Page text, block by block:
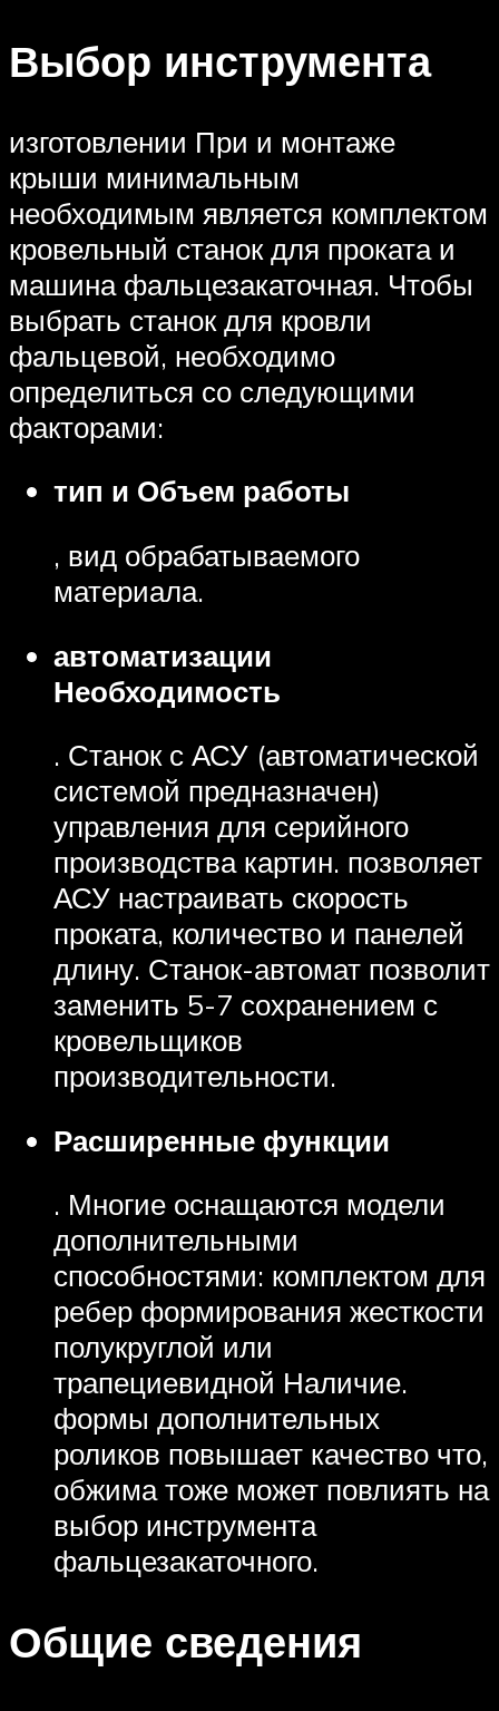
Выбор инструмента
изготовлении При и монтаже
крыши минимальным
необходимым является комплектом
кровельный станок для проката и
машина фальцезакаточная. Чтобы
выбрать станок для кровли
фальцевой, необходимо
определиться со следующими
факторами:
тип и Объем работы
, вид обрабатываемого
материала.
автоматизации
Необходимость
. Станок с АСУ (автоматической
системой предназначен)
управления для серийного
производства картин. позволяет
АСУ настраивать скорость
проката, количество и панелей
длину. Станок-автомат позволит
заменить 5-7 сохранением с
кровельщиков
производительности.
Расширенные функции
. Многие оснащаются модели
дополнительными
способностями: комплектом для
ребер формирования жесткости
полукруглой или
трапециевидной Наличие.
формы дополнительных
роликов повышает качество что,
обжима тоже может повлиять на
выбор инструмента
фальцезакаточного.
Общие сведения